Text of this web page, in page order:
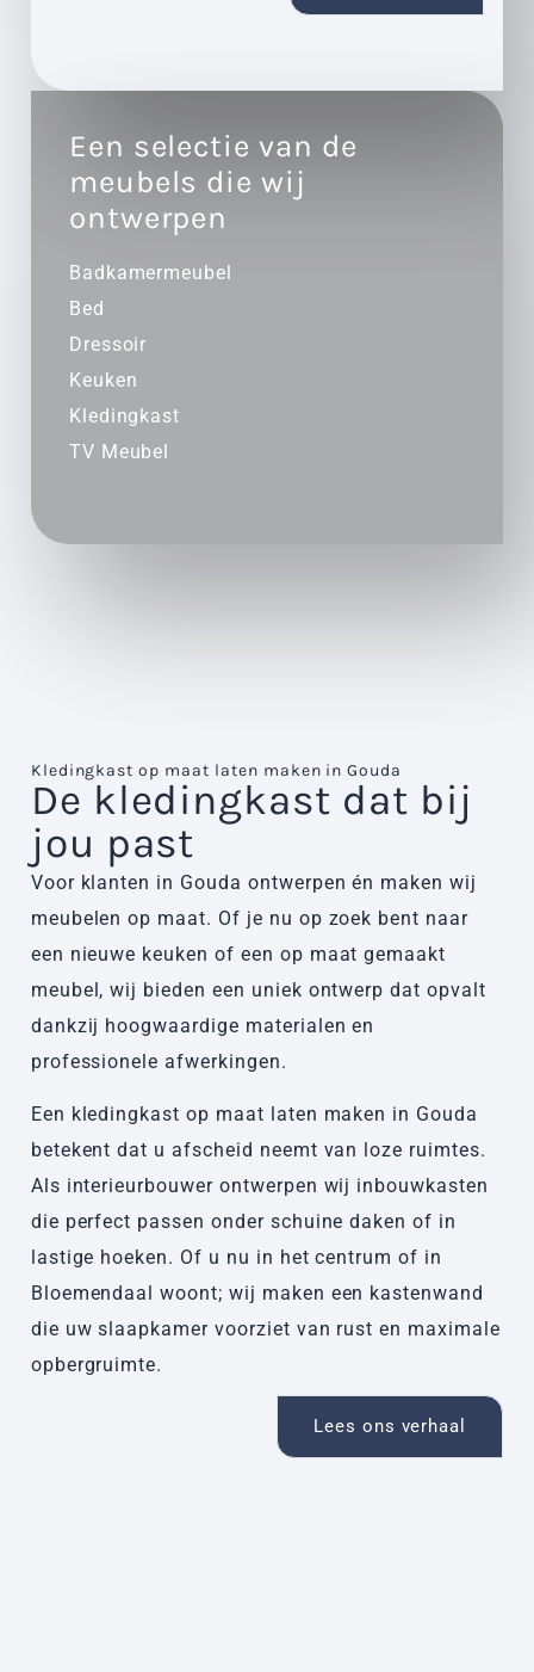
Een selectie van de
meubels die wij
ontwerpen
Badkamermeubel
Bed
Dressoir
Keuken
Kledingkast
TV Meubel
Kledingkast op maat laten maken in Gouda​
De kledingkast dat bij
jou past
Voor klanten in Gouda ontwerpen én maken wij
meubelen op maat. Of je nu op zoek bent naar
een nieuwe keuken of een op maat gemaakt
meubel, wij bieden een uniek ontwerp dat opvalt
dankzij hoogwaardige materialen en
professionele afwerkingen.
Een kledingkast op maat laten maken in Gouda
betekent dat u afscheid neemt van loze ruimtes.
Als interieurbouwer ontwerpen wij inbouwkasten
die perfect passen onder schuine daken of in
lastige hoeken. Of u nu in het centrum of in
Bloemendaal woont; wij maken een kastenwand
die uw slaapkamer voorziet van rust en maximale
opbergruimte.
Lees ons verhaal